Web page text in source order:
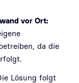
vor Ort:
da die
Lösung folgt